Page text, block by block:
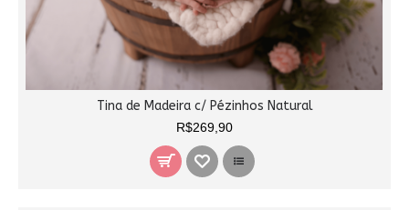
Tina de Madeira c/ Pézinhos Natural
R$269,90